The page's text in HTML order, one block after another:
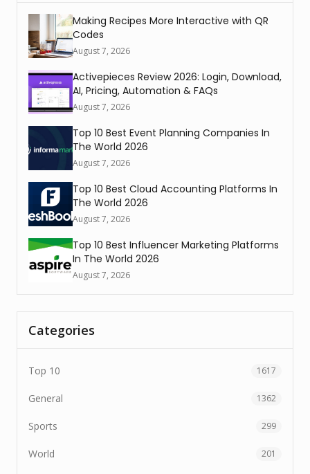
Making Recipes More Interactive with QR
Codes
August 7, 2026
Activepieces Review 2026: Login, Download,
AI, Pricing, Automation & FAQs
August 7, 2026
Top 10 Best Event Planning Companies In
The World 2026
August 7, 2026
Top 10 Best Cloud Accounting Platforms In
The World 2026
August 7, 2026
Top 10 Best Influencer Marketing Platforms
In The World 2026
August 7, 2026
Categories
Top 10 1617
General 1362
Sports 299
World 201